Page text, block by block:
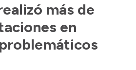
más de
en